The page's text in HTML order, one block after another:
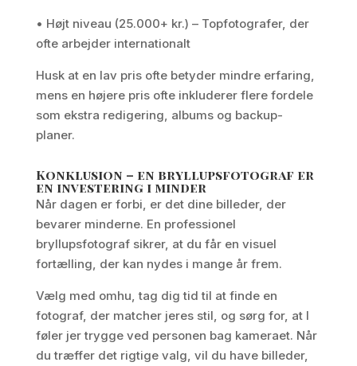
• Højt niveau (25.000+ kr.) – Topfotografer, der
ofte arbejder internationalt
Husk at en lav pris ofte betyder mindre erfaring,
mens en højere pris ofte inkluderer flere fordele
som ekstra redigering, albums og backup-
planer.
Konklusion – en bryllupsfotograf er
en investering i minder
Når dagen er forbi, er det dine billeder, der
bevarer minderne. En professionel
bryllupsfotograf sikrer, at du får en visuel
fortælling, der kan nydes i mange år frem.
Vælg med omhu, tag dig tid til at finde en
fotograf, der matcher jeres stil, og sørg for, at I
føler jer trygge ved personen bag kameraet. Når
du træffer det rigtige valg, vil du have billeder,